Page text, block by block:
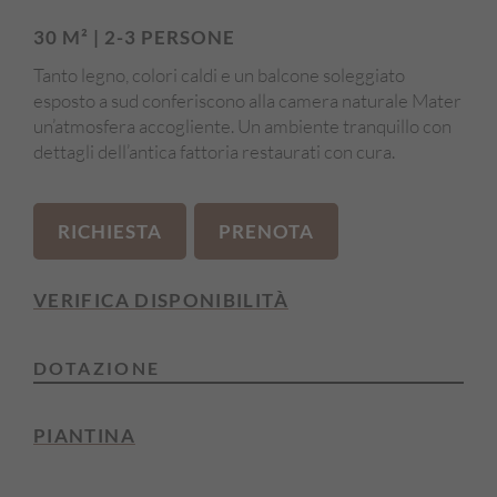
30 M² | 2-3 PERSONE
Tanto legno, colori caldi e un balcone soleggiato
esposto a sud conferiscono alla camera naturale Mater
un’atmosfera accogliente. Un ambiente tranquillo con
dettagli dell’antica fattoria restaurati con cura.
RICHIESTA PRENOTA
VERIFICA DISPONIBILITÀ
DOTAZIONE
PIANTINA